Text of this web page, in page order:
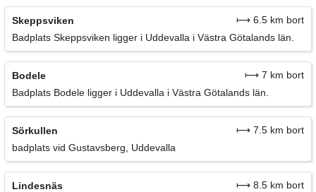
Skeppsviken
⟼ 6.5 km bort
Badplats Skeppsviken ligger i Uddevalla i Västra Götalands län.
Bodele
⟼ 7 km bort
Badplats Bodele ligger i Uddevalla i Västra Götalands län.
Sörkullen
⟼ 7.5 km bort
badplats vid Gustavsberg, Uddevalla
Lindesnäs
⟼ 8.5 km bort